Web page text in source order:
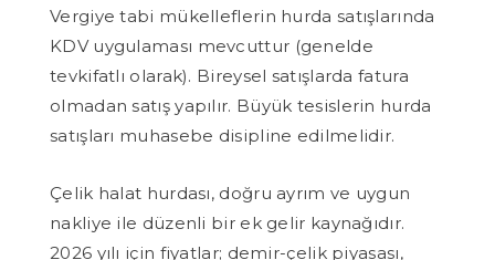
Vergiye tabi mükelleflerin hurda satışlarında
KDV uygulaması mevcuttur (genelde
tevkifatlı olarak). Bireysel satışlarda fatura
olmadan satış yapılır. Büyük tesislerin hurda
satışları muhasebe disipline edilmelidir.
Çelik halat hurdası, doğru ayrım ve uygun
nakliye ile düzenli bir ek gelir kaynağıdır.
2026 yılı için fiyatlar; demir-çelik piyasası,